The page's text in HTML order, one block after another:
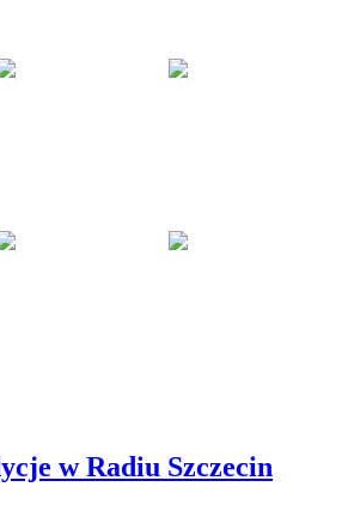
w Radiu Szczecin